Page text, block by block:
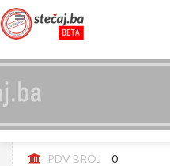
BRAHE D.O.O. VAREŠ
JIB 4218319210008
PDV BROJ
0